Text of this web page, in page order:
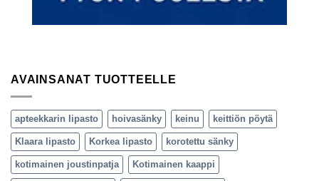
AVAINSANAT TUOTTEELLE
apteekkarin lipasto hoivasänky keinu keittiön pöytä
Klaara lipasto Korkea lipasto korotettu sänky
kotimainen joustinpatja Kotimainen kaappi